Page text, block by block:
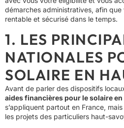
démarches administratives, afin
rentable et sécurisé dans le temps.
1. LES
NATIONALES
SOLAIRE EN
Avant de parler des dispositifs
aides financières pour le solaire
s’appliquent partout en France,
les projets des particuliers haut-